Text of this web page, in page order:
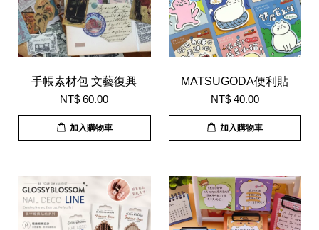
手帳素材包 文藝復興
NT$ 60.00
加入購物車
MATSUGODA便利貼
NT$ 40.00
加入購物車